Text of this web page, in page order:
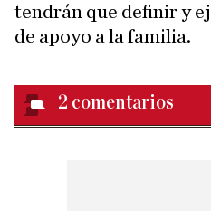
tendrán que definir y
de apoyo a la familia.
2 comentarios